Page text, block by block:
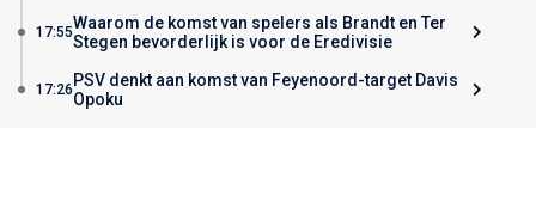
17:55Waarom de komst van spelers als Brandt en Ter
Stegen bevorderlijk is voor de Eredivisie
17:26 PSV denkt aan komst van Feyenoord-target Davis
Opoku